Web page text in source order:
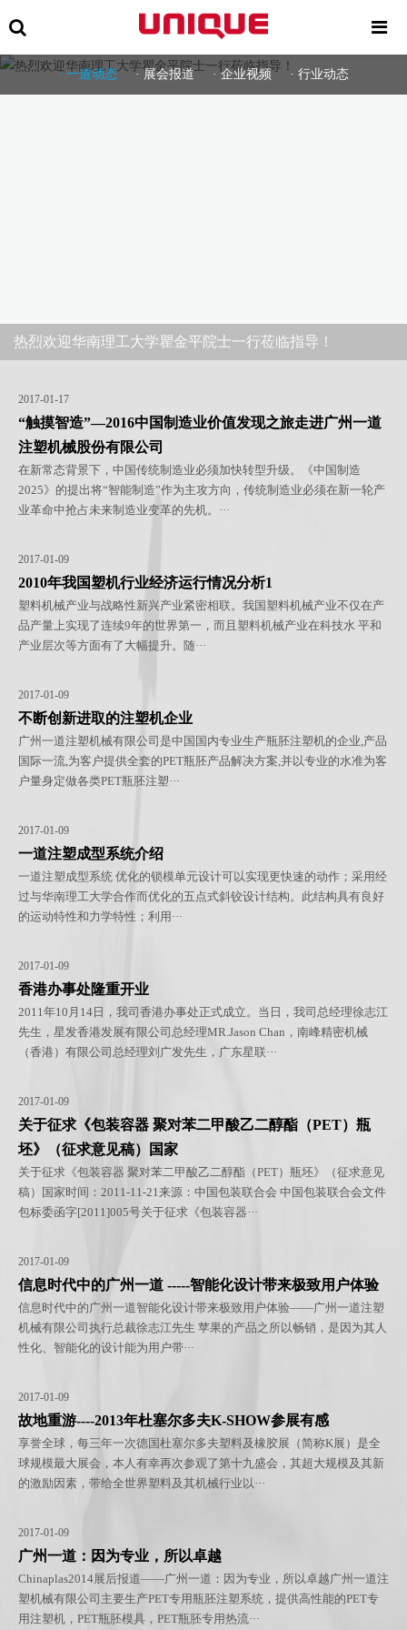
一道动态 展会报道 企业视频 行业动态
热烈欢迎华南理工大学瞿金平院士一行莅临指导！
2017-01-17
“触摸智造”—2016中国制造业价值发现之旅走进广州一道
注塑机械股份有限公司
在新常态背景下，中国传统制造业必须加快转型升级。《中国制造
2025》的提出将“智能制造”作为主攻方向，传统制造业必须在新一轮产
业革命中抢占未来制造业变革的先机。···
2017-01-09
2010年我国塑机行业经济运行情况分析1
塑料机械产业与战略性新兴产业紧密相联。我国塑料机械产业不仅在产
品产量上实现了连续9年的世界第一，而且塑料机械产业在科技水 平和
产业层次等方面有了大幅提升。随···
2017-01-09
不断创新进取的注塑机企业
广州一道注塑机械有限公司是中国国内专业生产瓶胚注塑机的企业,产品
国际一流,为客户提供全套的PET瓶胚产品解决方案,并以专业的水准为客
户量身定做各类PET瓶胚注塑···
2017-01-09
一道注塑成型系统介绍
一道注塑成型系统 优化的锁模单元设计可以实现更快速的动作；采用经
过与华南理工大学合作而优化的五点式斜铰设计结构。此结构具有良好
的运动特性和力学特性；利用···
2017-01-09
香港办事处隆重开业
2011年10月14日，我司香港办事处正式成立。当日，我司总经理徐志江
先生，星发香港发展有限公司总经理MR.Jason Chan，南峰精密机械
（香港）有限公司总经理刘广发先生，广东星联···
2017-01-09
关于征求《包装容器 聚对苯二甲酸乙二醇酯（PET）瓶
坯》（征求意见稿）国家
关于征求《包装容器 聚对苯二甲酸乙二醇酯（PET）瓶坯》（征求意见
稿）国家时间：2011-11-21来源：中国包装联合会 中国包装联合会文件
包标委函字[2011]005号关于征求《包装容器···
2017-01-09
信息时代中的广州一道 -----智能化设计带来极致用户体验
信息时代中的广州一道智能化设计带来极致用户体验——广州一道注塑
机械有限公司执行总裁徐志江先生 苹果的产品之所以畅销，是因为其人
性化、智能化的设计能为用户带···
2017-01-09
故地重游----2013年杜塞尔多夫K-SHOW参展有感
享誉全球，每三年一次德国杜塞尔多夫塑料及橡胶展（简称K展）是全
球规模最大展会，本人有幸再次参观了第十九盛会，其超大规模及其新
的激励因素，带给全世界塑料及其机械行业以···
2017-01-09
广州一道：因为专业，所以卓越
Chinaplas2014展后报道——广州一道：因为专业，所以卓越广州一道注
塑机械有限公司主要生产PET专用瓶胚注塑系统，提供高性能的PET专
用注塑机，PET瓶胚模具，PET瓶胚专用热流···